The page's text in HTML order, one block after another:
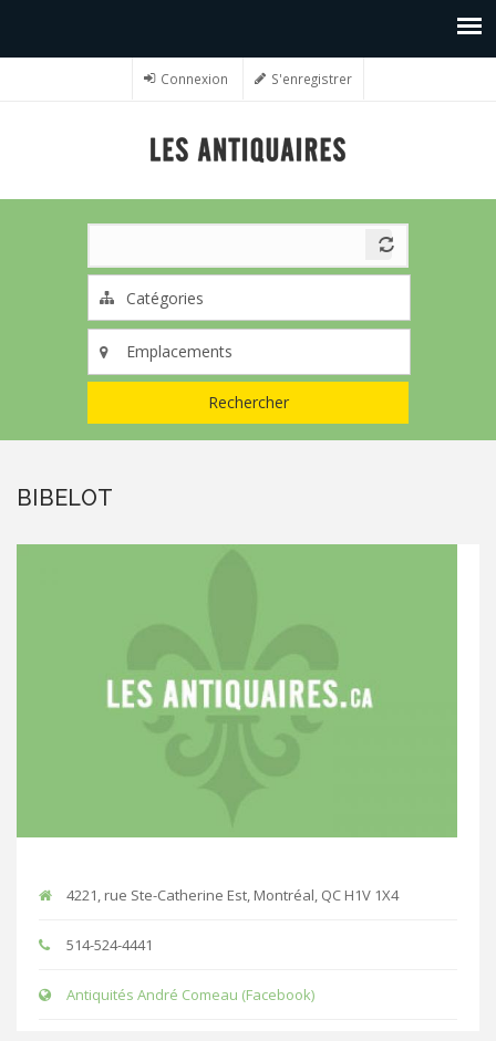
Connexion S'enregistrer
Rechercher
BIBELOT
4221, rue Ste-Catherine Est, Montréal, QC H1V 1X4
514-524-4441
Antiquités André Comeau (Facebook)